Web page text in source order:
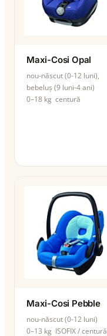
Maxi-Cosi Opal
nou-născut (0-12 luni),
bebeluș (9 luni-4 ani)
0–18 kg centură
Maxi-Cosi Pebble
nou-născut (0-12 luni)
0–13 kg ISOFIX / centură